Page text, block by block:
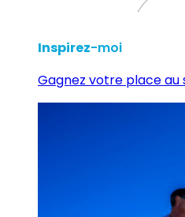
Inspirez-moi
Gagnez votre place au